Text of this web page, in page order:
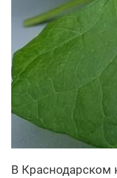
В Краснодарском